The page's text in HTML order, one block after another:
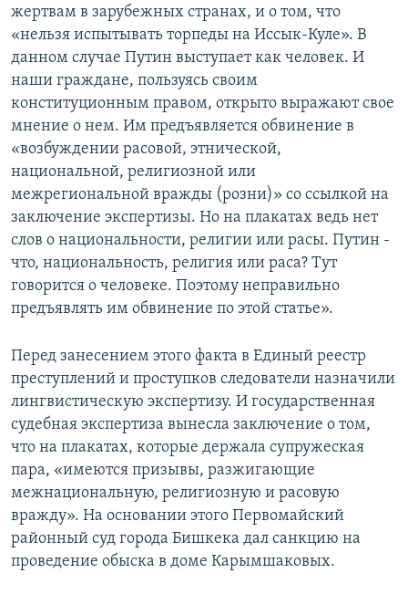
жертвам в зарубежных странах, и о том, что
«нельзя испытывать торпеды на Иссык-Куле». В
данном случае Путин выступает как человек. И
наши граждане, пользуясь своим
конституционным правом, открыто выражают свое
мнение о нем. Им предъявляется обвинение в
«возбуждении расовой, этнической,
национальной, религиозной или
межрегиональной вражды (розни)» со ссылкой на
заключение экспертизы. Но на плакатах ведь нет
слов о национальности, религии или расы. Путин -
что, национальность, религия или раса? Тут
говорится о человеке. Поэтому неправильно
предъявлять им обвинение по этой статье».
Перед занесением этого факта в Единый реестр
преступлений и проступков следователи назначили
лингвистическую экспертизу. И государственная
судебная экспертиза вынесла заключение о том,
что на плакатах, которые держала супружеская
пара, «имеются призывы, разжигающие
межнациональную, религиозную и расовую
вражду». На основании этого Первомайский
районный суд города Бишкека дал санкцию на
проведение обыска в доме Карымшаковых.